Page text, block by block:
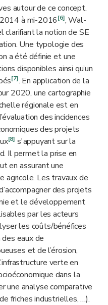
autour de ce concept.
à mi-2016[6], Wal-
clarifiant la notion de SE
Une typologie des
a été définie et une
disponibles ainsi qu’un
[7]. En application de la
2020, une cartographie
régionale est en
des incidences
des projets
[8] s'appuyant sur la
Il permet la prise en
en assurant une
agricole. Les travaux de
des projets
et le développement
par les acteurs
les coûts/bénéfices
eaux de
et de l’érosion,
verte en
dans la
une analyse comparative
friches industrielles, …).